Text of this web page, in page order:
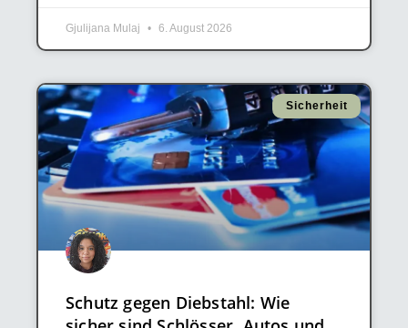
Gjulijana Mulaj 6. August 2026
Sicherheit
Schutz gegen Diebstahl: Wie